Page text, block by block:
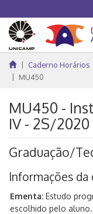
Caderno Horários
MU450
MU450 -
IV - 2S/2020
Graduação/
Informações da
Ementa: Estudo
escolhido pelo